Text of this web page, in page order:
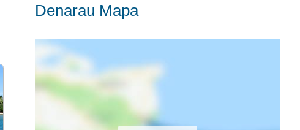
Denarau Mapa